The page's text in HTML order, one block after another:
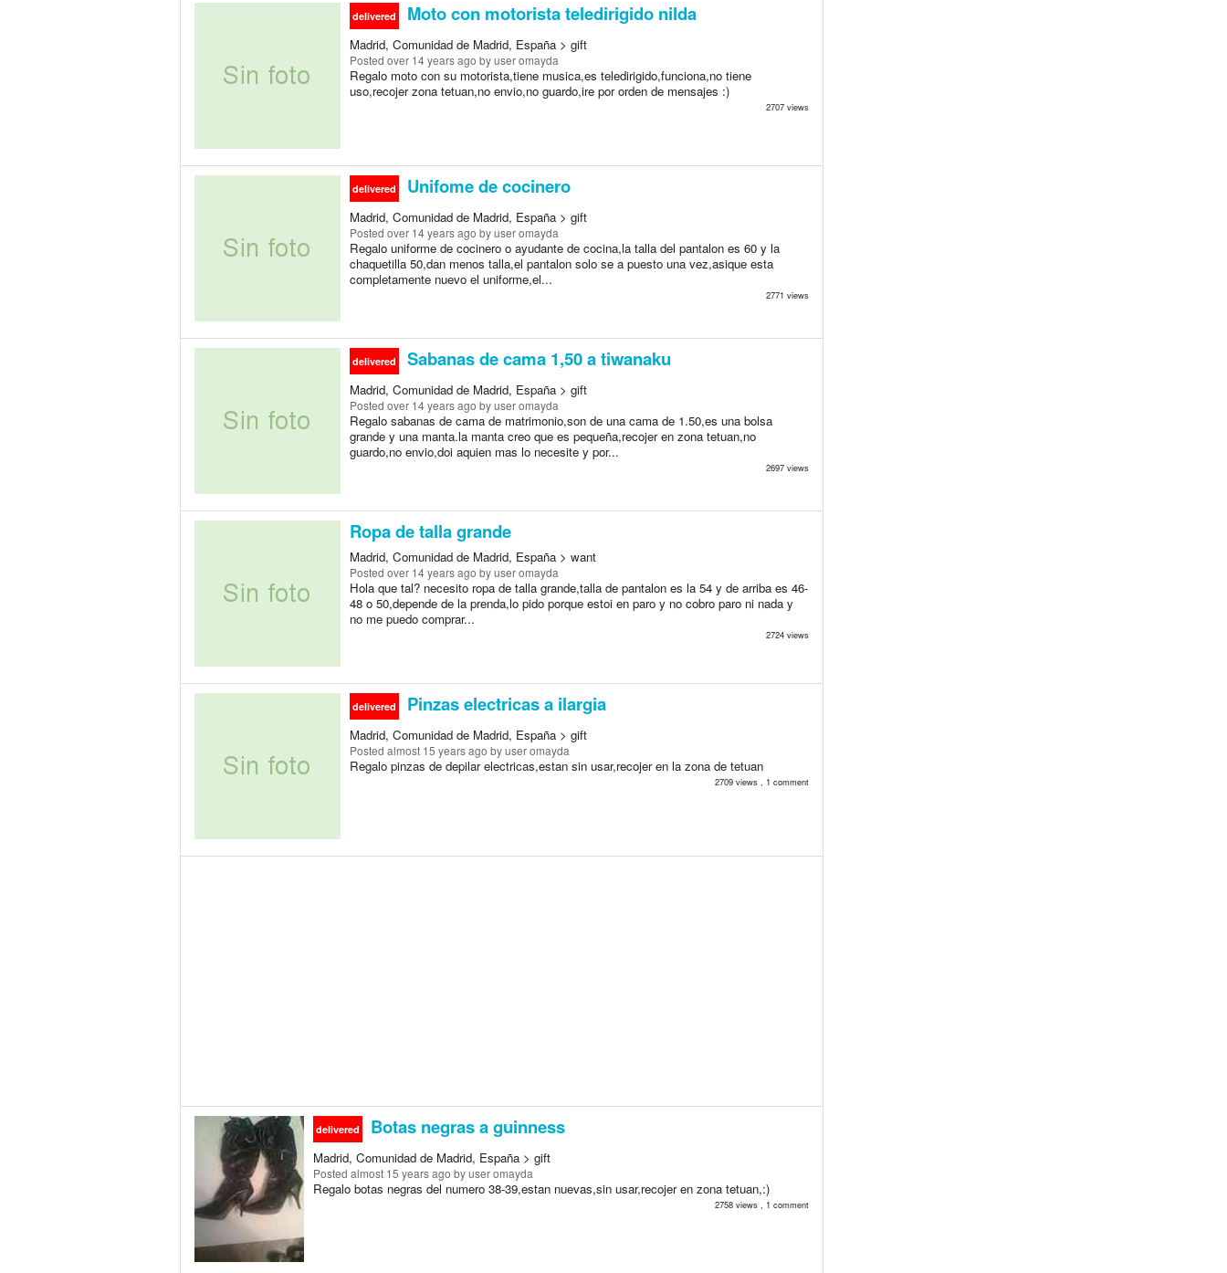
delivered Moto con motorista teledirigido nilda
Madrid, Comunidad de Madrid, España > gift
Posted over 14 years ago by user omayda
Regalo moto con su motorista,tiene musica,es teledirigido,funciona,no tiene
uso,recojer zona tetuan,no envio,no guardo,ire por orden de mensajes :)
2707 views
delivered Unifome de cocinero
Madrid, Comunidad de Madrid, España > gift
Posted over 14 years ago by user omayda
Regalo uniforme de cocinero o ayudante de cocina,la talla del pantalon es 60 y la
chaquetilla 50,dan menos talla,el pantalon solo se a puesto una vez,asique esta
completamente nuevo el uniforme,el...
2771 views
delivered Sabanas de cama 1,50 a tiwanaku
Madrid, Comunidad de Madrid, España > gift
Posted over 14 years ago by user omayda
Regalo sabanas de cama de matrimonio,son de una cama de 1.50,es una bolsa
grande y una manta.la manta creo que es pequeña,recojer en zona tetuan,no
guardo,no envio,doi aquien mas lo necesite y por...
2697 views
Ropa de talla grande
Madrid, Comunidad de Madrid, España > want
Posted over 14 years ago by user omayda
Hola que tal? necesito ropa de talla grande,talla de pantalon es la 54 y de arriba es 46-
48 o 50,depende de la prenda,lo pido porque estoi en paro y no cobro paro ni nada y
no me puedo comprar...
2724 views
delivered Pinzas electricas a ilargia
Madrid, Comunidad de Madrid, España > gift
Posted almost 15 years ago by user omayda
Regalo pinzas de depilar electricas,estan sin usar,recojer en la zona de tetuan
2709 views , 1 comment
delivered Botas negras a guinness
Madrid, Comunidad de Madrid, España > gift
Posted almost 15 years ago by user omayda
Regalo botas negras del numero 38-39,estan nuevas,sin usar,recojer en zona tetuan,:)
2758 views , 1 comment